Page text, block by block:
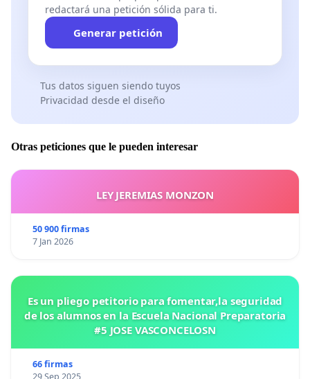
redactará una petición sólida para ti.
Generar petición
Tus datos siguen siendo tuyos
Privacidad desde el diseño
Otras peticiones que le pueden interesar
LEY JEREMIAS MONZON
50 900 firmas
7 Jan 2026
Es un pliego petitorio para fomentar,la seguridad
de los alumnos en la Escuela Nacional Preparatoria
#5 JOSE VASCONCELOSN
66 firmas